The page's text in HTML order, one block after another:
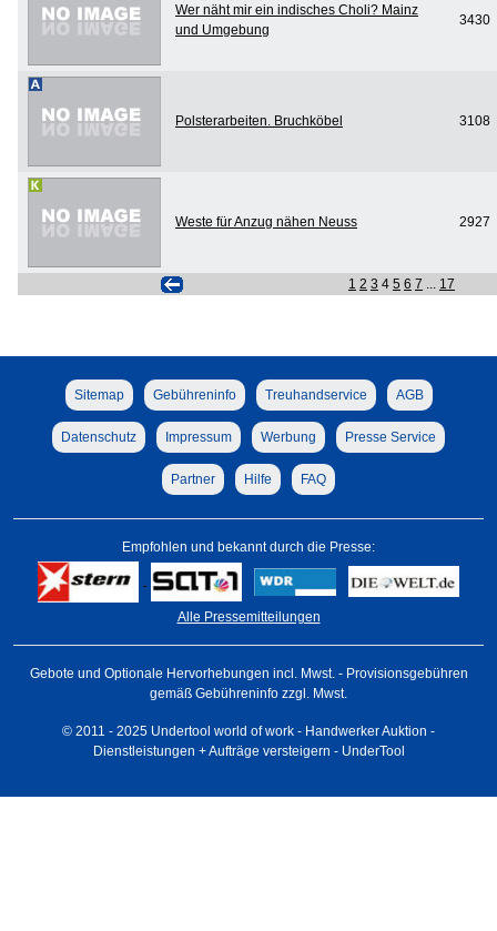
Wer näht mir ein indisches Choli? Mainz
und Umgebung
3430
Polsterarbeiten. Bruchköbel 3108
Weste für Anzug nähen Neuss 2927
1 2 3 4 5 6 7 17
Sitemap Gebühreninfo Treuhandservice AGB
Datenschutz Impressum Werbung Presse Service
Partner Hilfe FAQ
Empfohlen und bekannt durch die Presse:
Alle Pressemitteilungen
Gebote und Optionale Hervorhebungen incl. Mwst. - Provisionsgebühren
gemäß Gebühreninfo zzgl. Mwst.
© 2011 - 2025 Undertool world of work - Handwerker Auktion -
Dienstleistungen + Aufträge versteigern - UnderTool